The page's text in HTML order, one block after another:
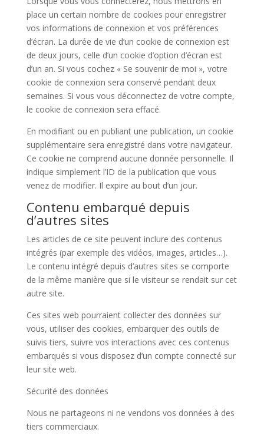
place un certain nombre de cookies pour enregistrer
vos informations de connexion et vos préférences
d’écran. La durée de vie d’un cookie de connexion est
de deux jours, celle d’un cookie d’option d’écran est
d’un an. Si vous cochez « Se souvenir de moi », votre
cookie de connexion sera conservé pendant deux
semaines. Si vous vous déconnectez de votre compte,
le cookie de connexion sera effacé.
En modifiant ou en publiant une publication, un cookie
supplémentaire sera enregistré dans votre navigateur.
Ce cookie ne comprend aucune donnée personnelle. Il
indique simplement l’ID de la publication que vous
venez de modifier. Il expire au bout d’un jour.
Contenu embarqué depuis
d’autres sites
Les articles de ce site peuvent inclure des contenus
intégrés (par exemple des vidéos, images, articles…).
Le contenu intégré depuis d’autres sites se comporte
de la même manière que si le visiteur se rendait sur cet
autre site.
Ces sites web pourraient collecter des données sur
vous, utiliser des cookies, embarquer des outils de
suivis tiers, suivre vos interactions avec ces contenus
embarqués si vous disposez d’un compte connecté sur
leur site web.
Sécurité des données
Nous ne partageons ni ne vendons vos données à des
tiers commerciaux.